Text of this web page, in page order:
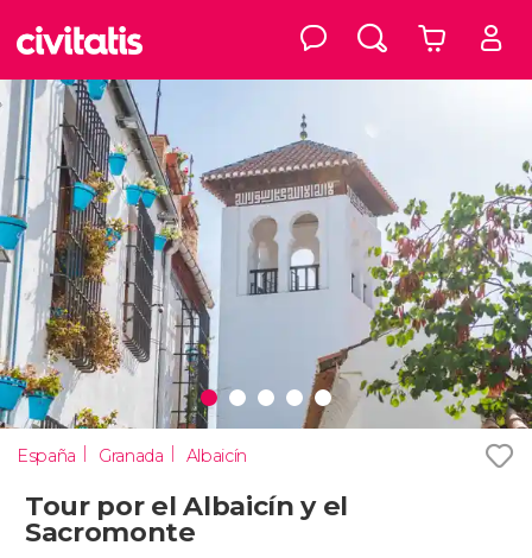
España Granada Albaicín
Tour por el Albaicín y el
Sacromonte